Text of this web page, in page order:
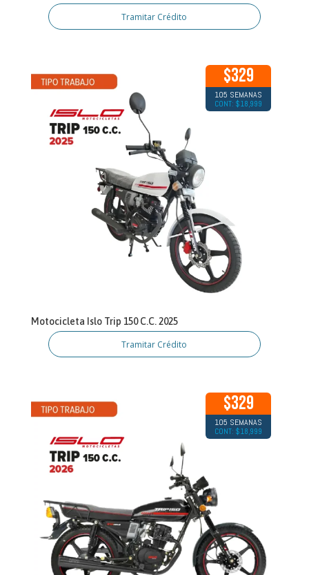
Tramitar Crédito
$329
105 SEMANAS
CONT: $18,999
Motocicleta Islo Trip 150 C.C. 2025
Tramitar Crédito
$329
105 SEMANAS
CONT: $18,999